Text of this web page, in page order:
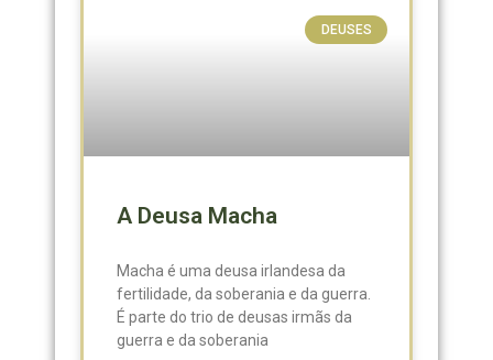
DEUSES
A Deusa Macha
Macha é uma deusa irlandesa da
fertilidade, da soberania e da guerra.
É parte do trio de deusas irmãs da
guerra e da soberania